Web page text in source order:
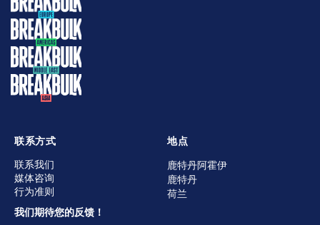
地点
鹿特丹阿霍伊
鹿特丹
荷兰
联系方式
联系我们
媒体咨询
行为准则
我们期待您的反馈！